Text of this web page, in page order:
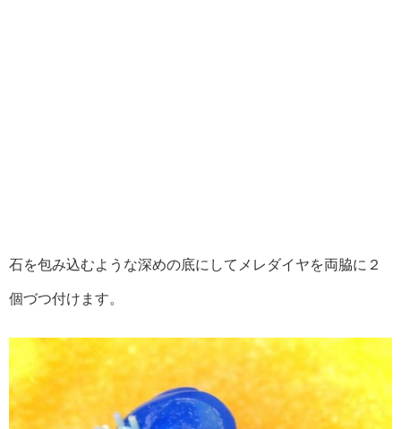
石を包み込むような深めの底にしてメレダイヤを両脇に２
個づつ付けます。